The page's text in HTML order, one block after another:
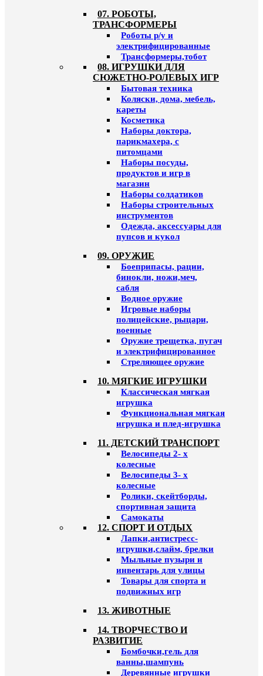
07. РОБОТЫ,
ТРАНСФОРМЕРЫ
Роботы р/у и
электрифицированные
Трансформеры,тобот
08. ИГРУШКИ ДЛЯ
СЮЖЕТНО-РОЛЕВЫХ ИГР
Бытовая техника
Коляски, дома, мебель,
кареты
Косметика
Наборы доктора,
парикмахера, с
питомцами
Наборы посуды,
продуктов и игр в
магазин
Наборы солдатиков
Наборы строительных
инструментов
Одежда, аксессуары для
пупсов и кукол
09. ОРУЖИЕ
Боеприпасы, рации,
бинокли, ножи,меч,
сабля
Водное оружие
Игровые наборы
полицейские, рыцари,
военные
Оружие трещетка, пугач
и электрифицированное
Стреляющее оружие
10. МЯГКИЕ ИГРУШКИ
Классическая мягкая
игрушка
Функциональная мягкая
игрушка и плед-игрушка
11. ДЕТСКИЙ ТРАНСПОРТ
Велосипеды 2- х
колесные
Велосипеды 3- х
колесные
Ролики, скейтборды,
спортивная защита
Самокаты
12. СПОРТ И ОТДЫХ
Лапки,антистресс-
игрушки,слайм, брелки
Мыльные пузыри и
инвентарь для улицы
Товары для спорта и
подвижных игр
13. ЖИВОТНЫЕ
14. ТВОРЧЕСТВО И
РАЗВИТИЕ
Бомбочки,гель для
ванны,шампунь
Деревянные игрушки